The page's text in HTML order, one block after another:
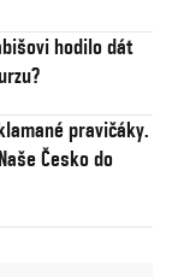
hodilo dát
pravičáky.
Česko do